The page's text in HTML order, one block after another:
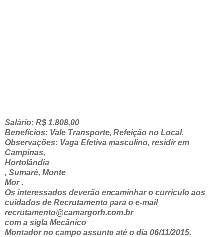
Salário: R$ 1.808,00
Benefícios: Vale Transporte, Refeição no Local.
Observações: Vaga Efetiva masculino, residir em
Campinas,
Hortolândia
, Sumaré, Monte
Mor .
Os interessados deverão encaminhar o currículo aos
cuidados de Recrutamento para o e-mail
recrutamento@camargorh.com.br
com a sigla Mecânico
Montador no campo assunto até o dia 06/11/2015.